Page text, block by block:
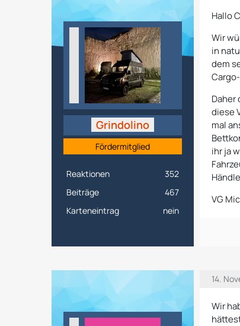
Grindolino
Fördermitglied
Reaktionen
352
Beiträge
467
Karteneintrag
nein
Hallo
Wir
in
dem
Daher
diese
mal
ihr ja
VG
14.
Wir